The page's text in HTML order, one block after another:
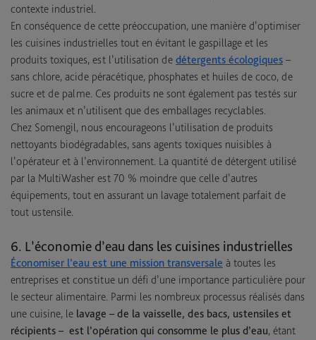
contexte industriel.
En conséquence de cette préoccupation, une manière d’optimiser
les cuisines industrielles tout en évitant le gaspillage et les
produits toxiques, est l’utilisation de détergents écologiques –
sans chlore, acide péracétique, phosphates et huiles de coco, de
sucre et de palme. Ces produits ne sont également pas testés sur
les animaux et n’utilisent que des emballages recyclables.
Chez Somengil, nous encourageons l’utilisation de produits
nettoyants biodégradables, sans agents toxiques nuisibles à
l’opérateur et à l’environnement. La quantité de détergent utilisé
par la MultiWasher est 70 % moindre que celle d’autres
équipements, tout en assurant un lavage totalement parfait de
tout ustensile.
6. L’économie d’eau dans les cuisines industrielles
Économiser l’eau est une mission transversale à toutes les
entreprises et constitue un défi d’une importance particulière pour
le secteur alimentaire. Parmi les nombreux processus réalisés dans
une cuisine, le lavage – de la vaisselle, des bacs, ustensiles et
récipients – est l’opération qui consomme le plus d’eau, étant